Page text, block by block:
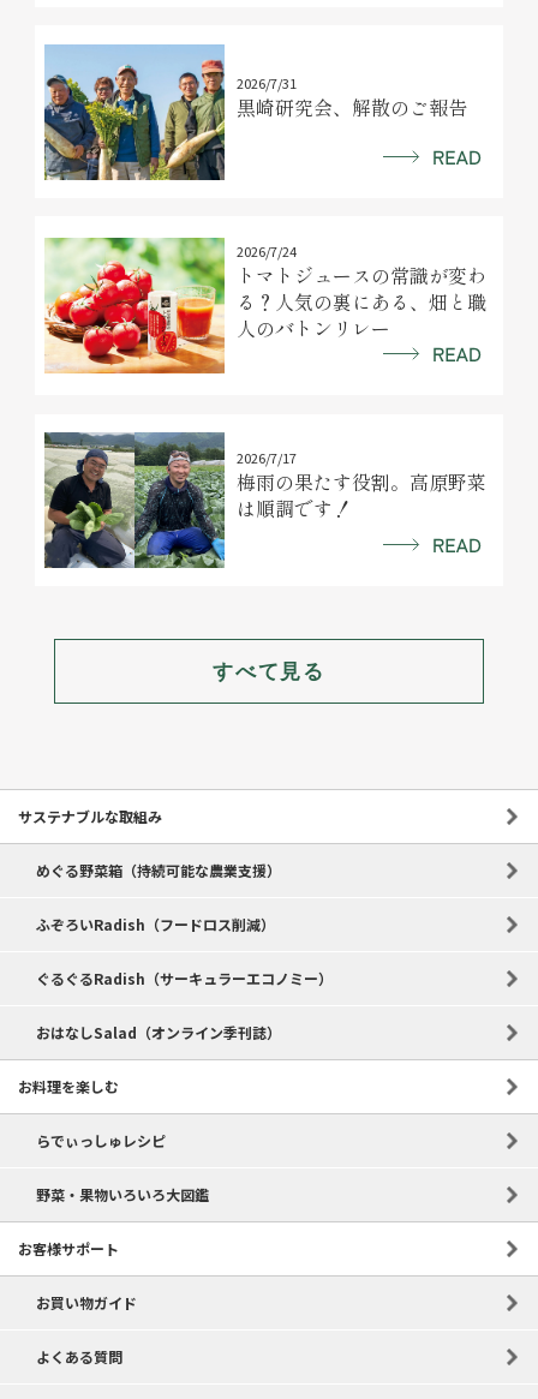
2026/7/31
黒崎研究会、解散のご報告
2026/7/24
トマトジュースの常識が変わ
る？人気の裏にある、畑と職
人のバトンリレー
2026/7/17
梅雨の果たす役割。高原野菜
は順調です！
すべて見る
サステナブルな取組み
めぐる野菜箱（持続可能な農業支援）
ふぞろいRadish（フードロス削減）
ぐるぐるRadish（サーキュラーエコノミー）
おはなしSalad（オンライン季刊誌）
お料理を楽しむ
らでぃっしゅレシピ
野菜・果物いろいろ大図鑑
お客様サポート
お買い物ガイド
よくある質問